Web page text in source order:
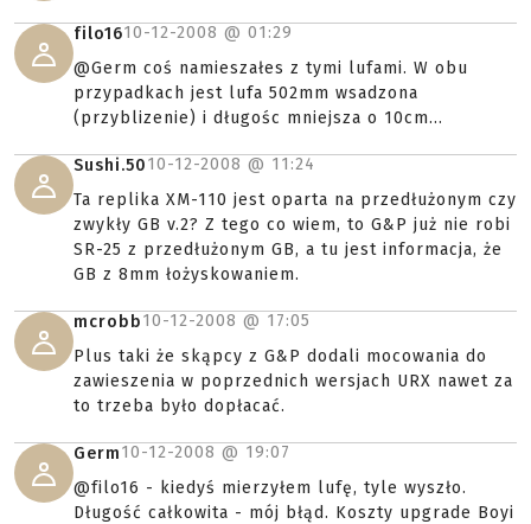
filo1610-12-2008 @ 01:29
@Germ coś namieszałes z tymi lufami. W obu
przypadkach jest lufa 502mm wsadzona
(przyblizenie) i długośc mniejsza o 10cm...
Sushi.5010-12-2008 @ 11:24
Ta replika XM-110 jest oparta na przedłużonym czy
zwykły GB v.2? Z tego co wiem, to G&P już nie robi
SR-25 z przedłużonym GB, a tu jest informacja, że
GB z 8mm łożyskowaniem.
mcrobb10-12-2008 @ 17:05
Plus taki że skąpcy z G&P dodali mocowania do
zawieszenia w poprzednich wersjach URX nawet za
to trzeba było dopłacać.
Germ10-12-2008 @ 19:07
@filo16 - kiedyś mierzyłem lufę, tyle wyszło.
Długość całkowita - mój błąd. Koszty upgrade Boyi